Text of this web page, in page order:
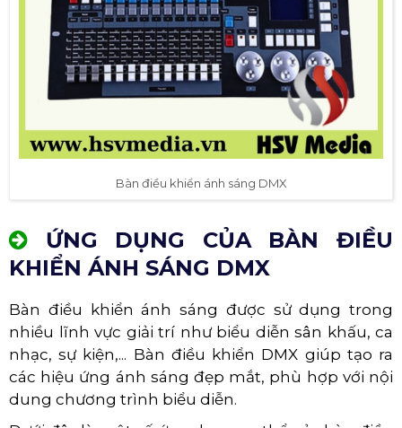
Bàn điều khiển ánh sáng DMX
ỨNG DỤNG CỦA BÀN ĐIỀU
KHIỂN ÁNH SÁNG DMX
Bàn điều khiển ánh sáng được sử dụng trong
nhiều lĩnh vực giải trí như biểu diễn sân khấu, ca
nhạc, sự kiện,... Bàn điều khiển DMX giúp tạo ra
các hiệu ứng ánh sáng đẹp mắt, phù hợp với nội
dung chương trình biểu diễn.